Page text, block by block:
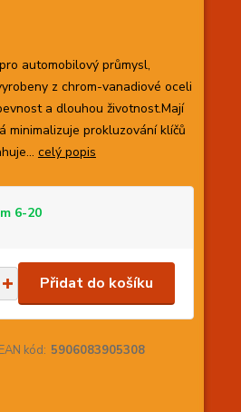
automobilový průmysl,
z chrom-vanadiové oceli
a dlouhou životnost.Mají
minimalizuje prokluzování klíčů
celý popis
6-20
Přidat do košíku
EAN kód: 5906083905308